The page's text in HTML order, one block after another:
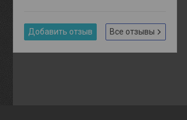
Добавить отзыв Все отзывы